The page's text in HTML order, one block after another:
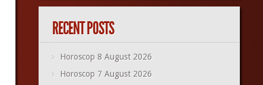
RECENT POSTS
Horoscop 8 August 2026
Horoscop 7 August 2026